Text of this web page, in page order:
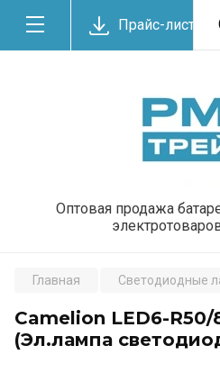
Оптовая продажа
Прайс-лист
Главная Светодиодные
Camelion LED6-R50/
(Эл.лампа